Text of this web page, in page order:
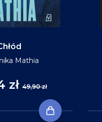
Mathia
zł49,90 zł